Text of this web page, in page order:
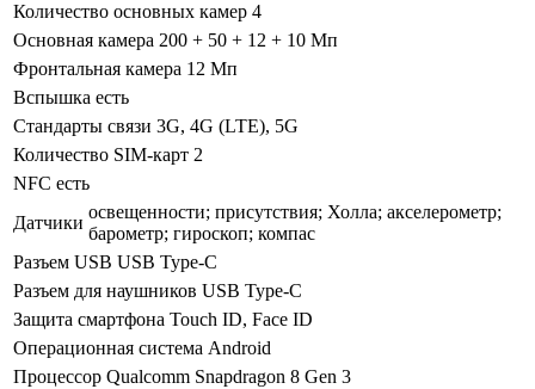
Количество основных камер 4
Основная камера 200 + 50 + 12 + 10 Мп
Фронтальная камера 12 Мп
Вспышка есть
Стандарты связи 3G, 4G (LTE), 5G
Количество SIM-карт 2
NFC есть
Датчики
освещенности; присутствия; Холла; акселерометр;
барометр; гироскоп; компас
Разъем USB USB Type-C
Разъем для наушников USB Type-C
Защита смартфона Touch ID, Face ID
Операционная система Android
Процессор Qualcomm Snapdragon 8 Gen 3